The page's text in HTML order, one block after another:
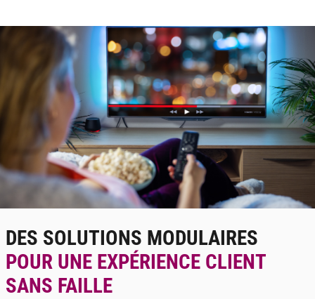
DES SOLUTIONS MODULAIRES
POUR UNE EXPÉRIENCE CLIENT
SANS FAILLE